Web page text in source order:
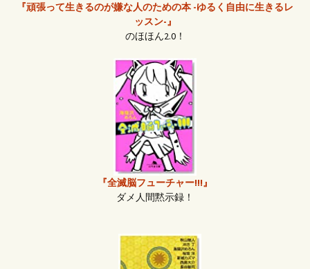
『頑張って生きるのが嫌な人のための本 -ゆるく自由に生きるレ
ッスン-』
のほほん2.0！
『全滅脳フューチャー!!!』
ダメ人間黙示録！